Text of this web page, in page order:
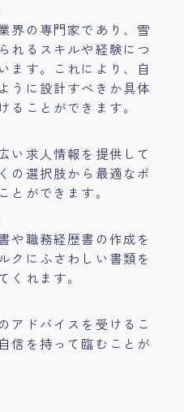
界の専門家であり、雪
れるスキルや経験につ
ます。これにより、自
うに設計すべきか具体
ることができます。
い求人情報を提供して
の選択肢から最適なポ
とができます。
や職務経歴書の作成を
クにふさわしい書類を
くれます。
アドバイスを受けるこ
信を持って臨むことが